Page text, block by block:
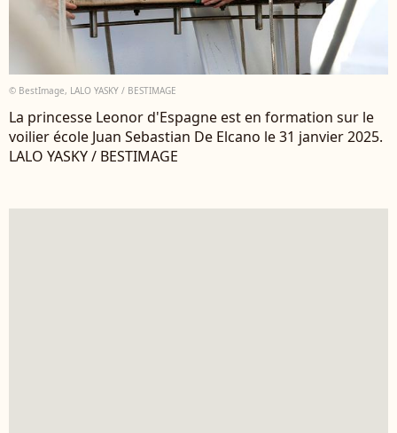
© BestImage, LALO YASKY / BESTIMAGE
La princesse Leonor d'Espagne est en formation sur le
voilier école Juan Sebastian De Elcano le 31 janvier 2025.
LALO YASKY / BESTIMAGE